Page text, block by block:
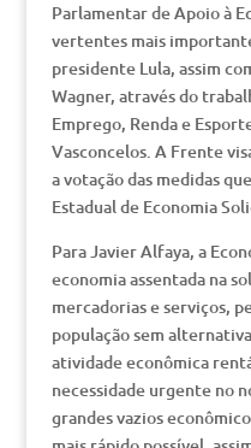
Parlamentar de Apoio à
vertentes mais
presidente Lula, assim
Wagner, através do
Emprego, Renda e
Vasconcelos. A Frente
a votação das medidas
Estadual de Economia
Para Javier Alfaya, a
economia assentada na
mercadorias e serviços,
população sem
atividade econômica
necessidade urgente no
grandes vazios